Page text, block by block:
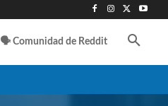
🗣️ Comunidad de Reddit